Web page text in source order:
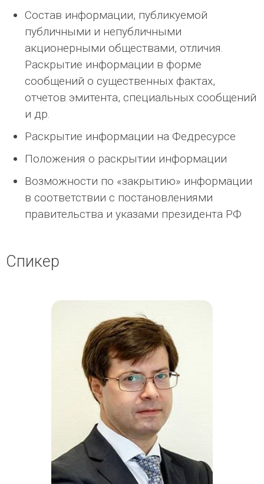
Состав информации, публикуемой
публичными и непубличными
акционерными обществами, отличия.
Раскрытие информации в форме
сообщений о существенных фактах,
отчетов эмитента, специальных сообщений
и др.
Раскрытие информации на Федресурсе
Положения о раскрытии информации
Возможности по «закрытию» информации
в соответствии с постановлениями
правительства и указами президента РФ
Спикер